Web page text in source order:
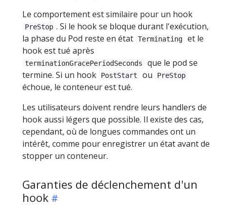
Le comportement est similaire pour un hook
PreStop . Si le hook se bloque durant l'exécution,
la phase du Pod reste en état Terminating
et le
hook est tué après
terminationGracePeriodSeconds
que le pod se
termine. Si un hook
PostStart ou PreStop
échoue, le conteneur est tué.
Les utilisateurs doivent rendre leurs handlers de
hook aussi légers que possible. Il existe des cas,
cependant, où de longues commandes ont un
intérêt, comme pour enregistrer un état avant de
stopper un conteneur.
Garanties de déclenchement d'un
hook